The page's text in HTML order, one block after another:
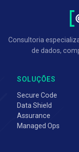
Consultoria
de dados,
SOLUÇÕES
Secure Code
Data Shield
Assurance
Managed Ops